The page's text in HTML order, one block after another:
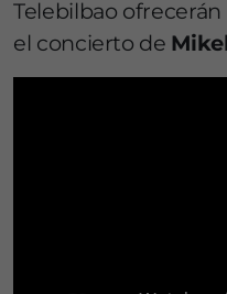
Telebilbao
el concierto de